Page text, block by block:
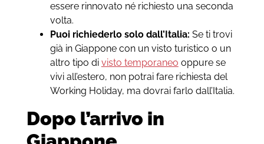
essere rinnovato né richiesto una seconda
volta.
Puoi richiederlo solo dall’Italia: Se ti trovi
già in Giappone con un visto turistico o un
altro tipo di visto temporaneo oppure se
vivi all’estero, non potrai fare richiesta del
Working Holiday, ma dovrai farlo dall’Italia.
Dopo l’arrivo in